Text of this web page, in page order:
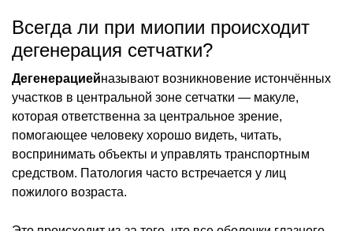
Всегда ли при миопии происходит
дегенерация сетчатки?
Дегенерациейназывают возникновение истончённых
участков в центральной зоне сетчатки — макуле,
которая ответственна за центральное зрение,
помогающее человеку хорошо видеть, читать,
воспринимать объекты и управлять транспортным
средством. Патология часто встречается у лиц
пожилого возраста.